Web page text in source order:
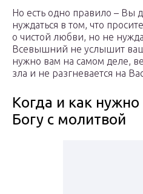
Но есть одно правило – Вы
нуждаться в том, что
о чистой любви, но не
Всевышний не услышит
нужно вам на самом деле,
зла и не разгневается на
Когда и как
Богу с молитвой